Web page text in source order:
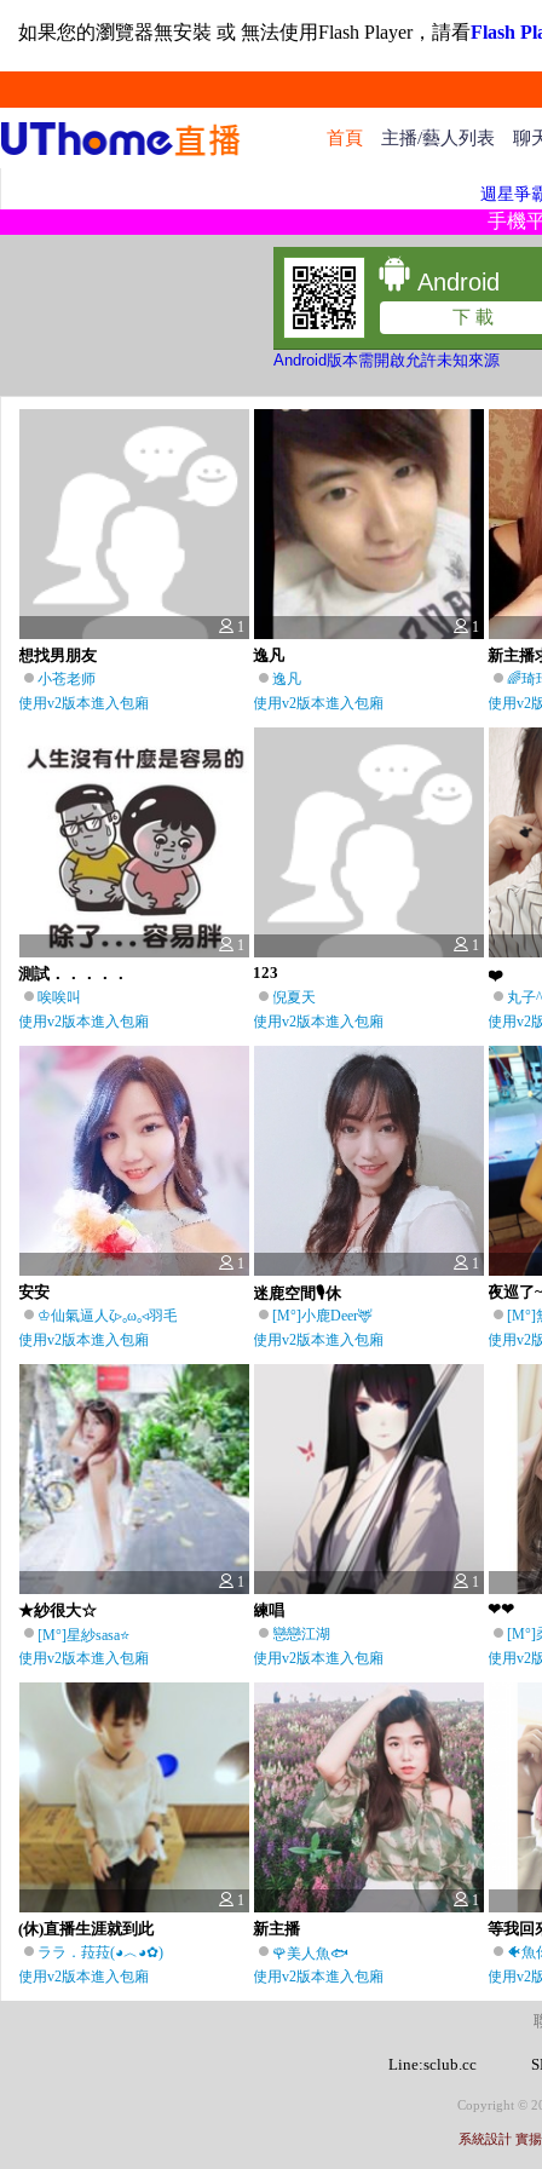
如果您的瀏覽器無安裝 或 無法使用Flash Player，請看Flash
首頁 主播/藝人列表 聊
週星爭
手機
Android
下 載
Android版本需開啟允許未知來源
1
想找男朋友
小苍老师
使用v2版本進入包廂
1
逸凡
逸凡
使用v2版本進入包廂
新主播
🌈琦
使用v2
1
測試．．．．．
唉唉叫
使用v2版本進入包廂
1
123
倪夏天
使用v2版本進入包廂
❤️
丸子
使用v2
1
安安
♔仙氣逼人ζ▹₀ω₀◃羽毛兒⇜♪
使用v2版本進入包廂
1
迷鹿空間🎙休
[M°]小鹿Deer🦌
使用v2版本進入包廂
夜巡了
[M°]
使用v2
1
★紗很大☆
[M°]星紗sasa⭐
使用v2版本進入包廂
1
練唱
戀戀江湖
使用v2版本進入包廂
❤❤
[M°]
使用v2
1
(休)直播生涯就到此
ララ．菈菈(◕︿◕✿)
使用v2版本進入包廂
1
新主播
🌹美人魚🐟
使用v2版本進入包廂
等我
🐠魚
使用v2
Line:sclub.cc
Copyright ©
系統設計 實